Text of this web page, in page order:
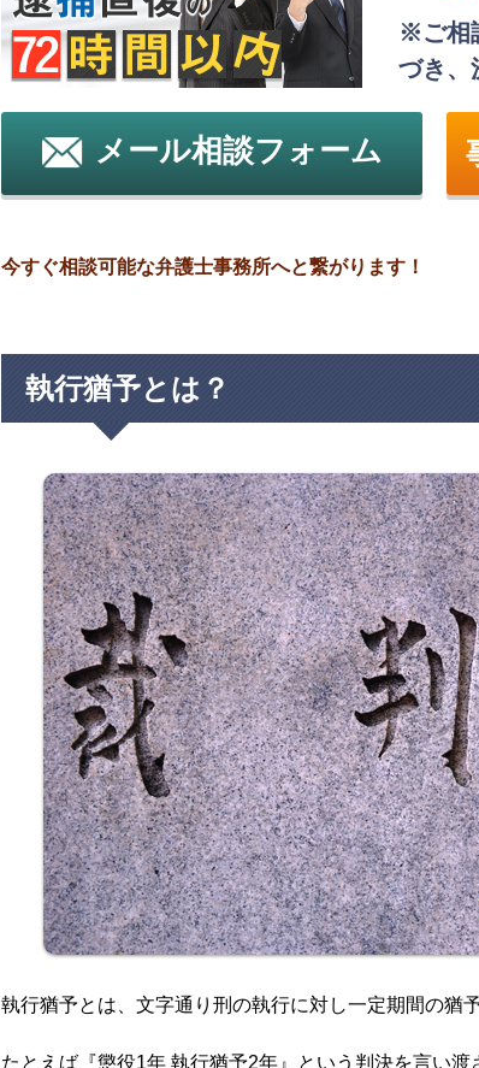
※ご相
づき、
メール相談フォーム
今すぐ相談可能な弁護士事務所へと繋がります！
執行猶予とは？
執行猶予とは、文字通り刑の執行に対し一定期間の猶
たとえば『懲役1年 執行猶予2年』という判決を言い